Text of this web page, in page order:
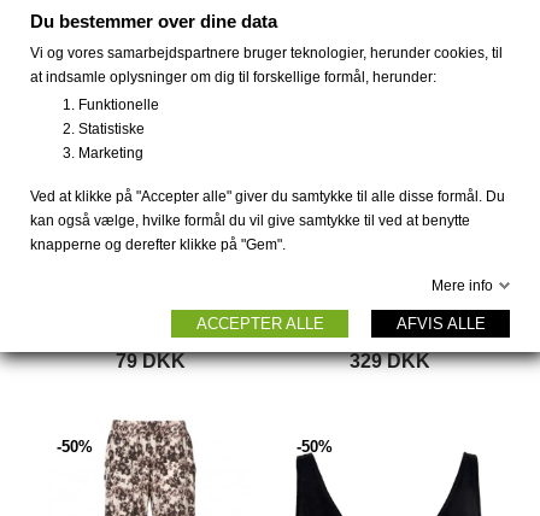
Bambus strømper
79 DKK
Bambus natkjole med
lange...
329 DKK
-50% -50%
Du bestemmer over dine data
Vi og vores samarbejdspartnere bruger teknologier, herunder cookies, til
at indsamle oplysninger om dig til forskellige formål, herunder:
Funktionelle
Statistiske
Marketing
Ved at klikke på "Accepter alle" giver du samtykke til alle disse formål. Du
kan også vælge, hvilke formål du vil give samtykke til ved at benytte
knapperne og derefter klikke på "Gem".
Mere info
ACCEPTER ALLE AFVIS ALLE